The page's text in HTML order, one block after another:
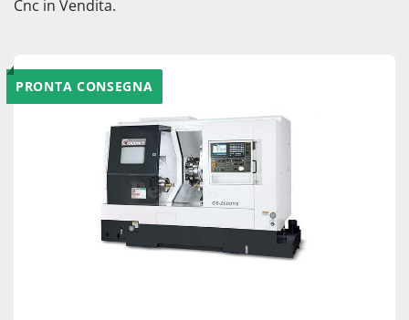
Cnc in Vendita.
PRONTA CONSEGNA